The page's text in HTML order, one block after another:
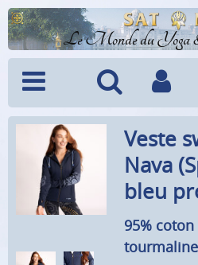
Le Monde du Yoga
Menu Recherche
Veste
Nava
bleu
95%